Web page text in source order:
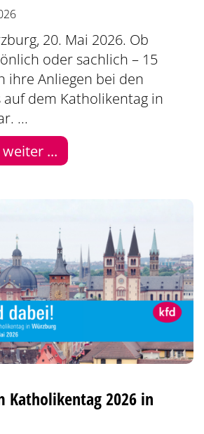
20. Mai 2026. Ob
oder sachlich – 15
ihre Anliegen bei den
auf dem Katholikentag in
...
...
Katholikentag 2026 in